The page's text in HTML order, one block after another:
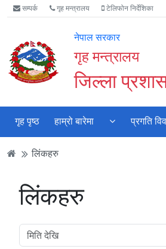
Accessibility
Mode
गर्नुहोस्
मुख्य
सामाग्री
मुख्य
नेभिगेसन
वेबसाइट
खोजमा
सम्पर्क गृह मन्त्रालय टेलिफोन निर्देशिका
नेपाल सरकार
गृह मन्त्रालय
जिल्ला
गृह पृष्ठ हाम्रो बारेमा प्रगति
लिंकहरु
लिंकहरु